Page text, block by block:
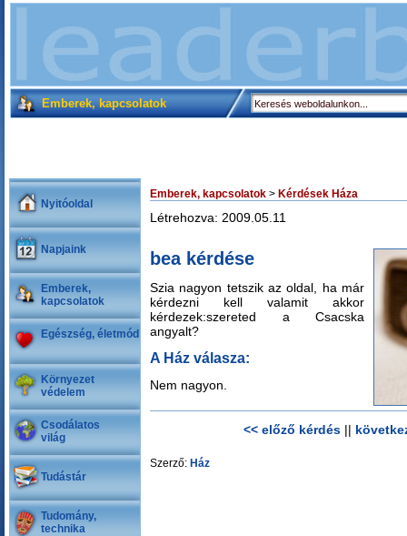
Emberek, kapcsolatok
Nyitóoldal
Napjaink
Emberek,
kapcsolatok
Egészség, életmód
Környezet
védelem
Csodálatos
világ
Tudástár
Tudomány,
technika
Emberek, kapcsolatok > Kérdések Háza
Létrehozva: 2009.05.11
bea kérdése
Szia nagyon tetszik az oldal, ha már
kérdezni kell valamit akkor
kérdezek:szereted a Csacska
angyalt?
A Ház válasza:
Nem nagyon.
<< előző kérdés||
Szerző: Ház